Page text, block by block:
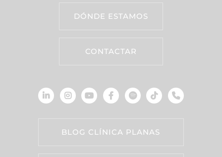
DÓNDE ESTAMOS
CONTACTAR
BLOG CLÍNICA PLANAS